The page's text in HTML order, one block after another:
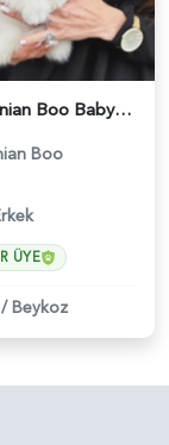
Pomeranian Boo Baby Face Yavrularımız - 6023
Boo
ÜYE
/Beykoz